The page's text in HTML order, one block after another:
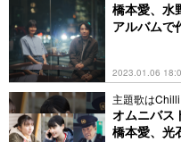
橋本愛、水
アルバムで
2023.01.06
主題歌は
オムニバス
橋本愛、光